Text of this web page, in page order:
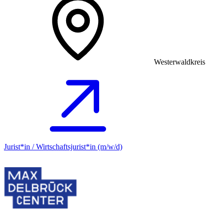
Westerwaldkreis
Jurist*in / Wirtschafts­jurist*in (m/w/d)